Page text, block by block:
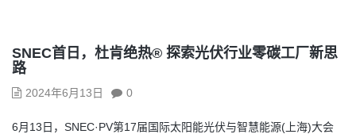
SNEC首日，杜肯绝热® 探索光伏行业零碳工厂新思
路
2024年6月13日 0
6月13日，SNEC·PV第17届国际太阳能光伏与智慧能源(上海)大会